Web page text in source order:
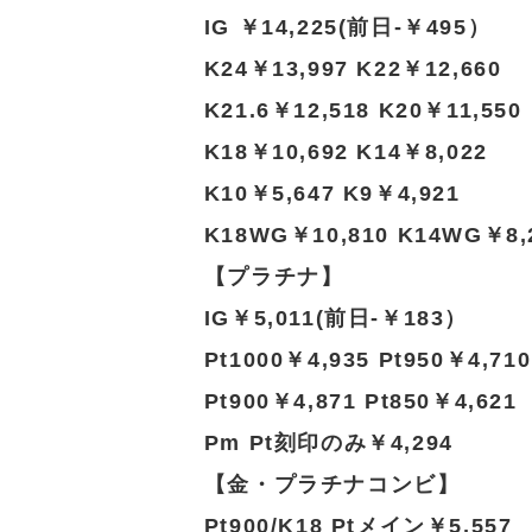
IG ￥14,225(前日-￥495）
K24￥13,997 K22￥12,660
K21.6￥12,518 K20￥11,550
K18￥10,692 K14￥8,022
K10￥5,647 K9￥4,921
K18WG￥10,810 K14WG￥
【プラチナ】
IG￥5,011(前日-￥183）
Pt1000￥4,935 Pt950￥4,710
Pt900￥4,871 Pt850￥4,621
Pm Pt刻印のみ￥4,294
【金・プラチナコンビ】
Pt900/K18 Ptメイン￥5,557